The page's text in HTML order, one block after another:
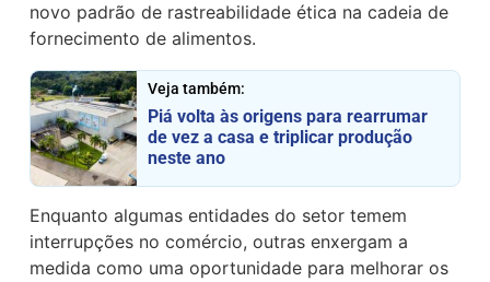
novo padrão de rastreabilidade ética na cadeia de
fornecimento de alimentos.
Veja também:
Piá volta às origens para rearrumar
de vez a casa e triplicar produção
neste ano
Enquanto algumas entidades do setor temem
interrupções no comércio, outras enxergam a
medida como uma oportunidade para melhorar os